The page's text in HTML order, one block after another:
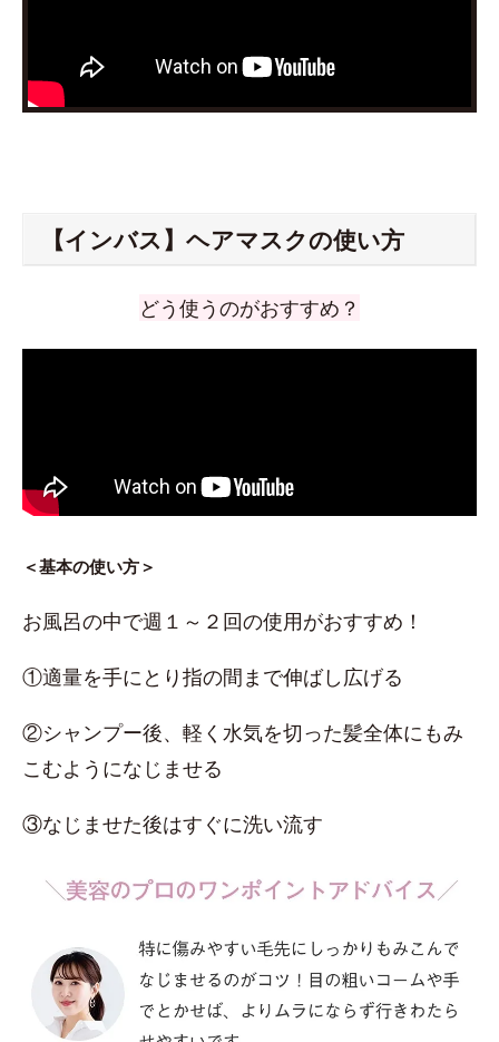
【インバス】ヘアマスクの使い方
どう使うのがおすすめ？
＜基本の使い方＞
お風呂の中で週１～２回の使用がおすすめ！
①適量を手にとり指の間まで伸ばし広げる
②シャンプー後、軽く水気を切った髪全体にもみ
こむようになじませる
③なじませた後はすぐに洗い流す